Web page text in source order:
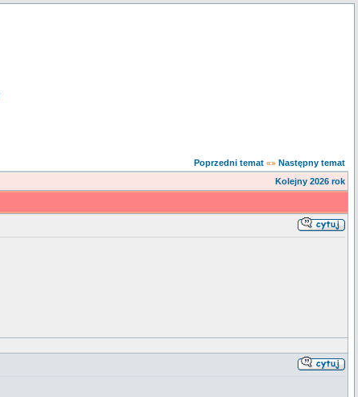
Poprzedni temat «» Następny temat
Kolejny 2026 rok